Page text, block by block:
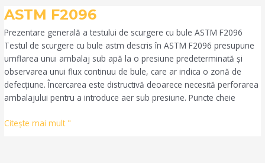
ASTM F2096
Prezentare generală a testului de scurgere cu bule ASTM F2096
Testul de scurgere cu bule astm descris în ASTM F2096 presupune
umflarea unui ambalaj sub apă la o presiune predeterminată și
observarea unui flux continuu de bule, care ar indica o zonă de
defecțiune. Încercarea este distructivă deoarece necesită perforarea
ambalajului pentru a introduce aer sub presiune. Puncte cheie
ASTM
Citeşte mai mult "